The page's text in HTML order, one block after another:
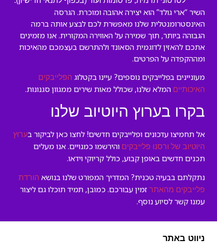
השיר “ארי גולד” הוא יצירה אהובה ומוכרת. הגרסה
האינסטרומנטלית שלנו מאפשרת לכם לבצע אותה ברמה
הגבוהה ביותר, תוך שמירה על האווירה המקורית. אנו מזמינים
אתכם להאזין לדוגמית הסאונד ולהתרשם בעצמכם מהאיכות
ומההקפדה על הפרטים.
מעוניינים בפלייבקים נוספים? עיינו בקטלוג הפלייבקים
האיכותיים המלא שלנו, שכולל מאות שירים ממגוון סגנונות.
בקרו בערוץ היוטיוב שלנו
אל תחמיצו עדכונים ופלייבקים חדשים! לחצו כאן לביקור בערוץ
היוטיוב של ורסנו פלייבקים והירשמו כמנויים. אנו מעלים
תכנים חדשים באופן קבוע, כולל קריוקי וידאו.
נתקלתם בבעיה טכנית? המדריך המפורט שלנו בנושא הורדת
פלייבקים מהאתר זמין עבורכם. כמובן, תמיד תוכלו גם ליצור
עמנו קשר לסיוע נוסף.
ניווט באתר